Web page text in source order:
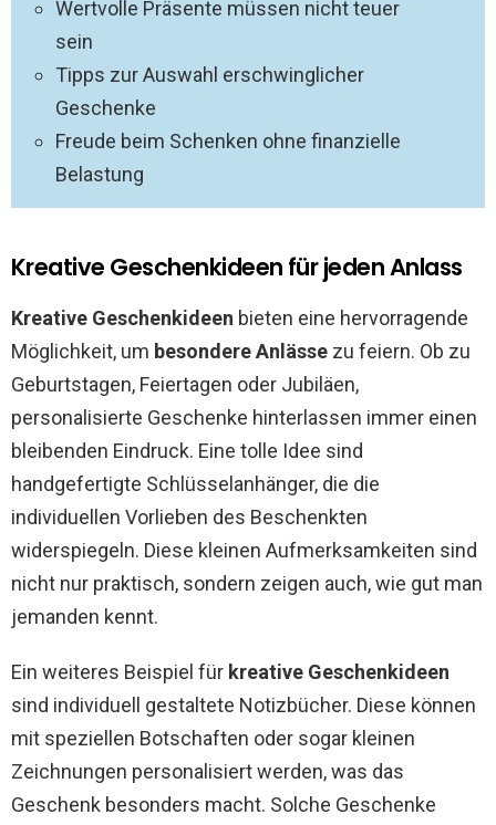
Wertvolle Präsente müssen nicht teuer
sein
Tipps zur Auswahl erschwinglicher
Geschenke
Freude beim Schenken ohne finanzielle
Belastung
Kreative Geschenkideen für jeden Anlass
Kreative Geschenkideen bieten eine hervorragende
Möglichkeit, um besondere Anlässe zu feiern. Ob zu
Geburtstagen, Feiertagen oder Jubiläen,
personalisierte Geschenke hinterlassen immer einen
bleibenden Eindruck. Eine tolle Idee sind
handgefertigte Schlüsselanhänger, die die
individuellen Vorlieben des Beschenkten
widerspiegeln. Diese kleinen Aufmerksamkeiten sind
nicht nur praktisch, sondern zeigen auch, wie gut man
jemanden kennt.
Ein weiteres Beispiel für kreative Geschenkideen
sind individuell gestaltete Notizbücher. Diese können
mit speziellen Botschaften oder sogar kleinen
Zeichnungen personalisiert werden, was das
Geschenk besonders macht. Solche Geschenke